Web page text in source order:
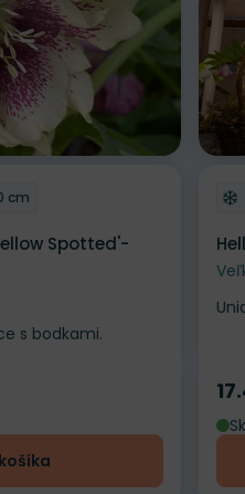
rastliny
cm
Spotted'-
s bodkami.